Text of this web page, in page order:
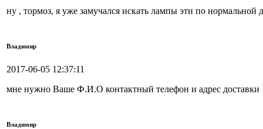
ну , тормоз, я уже замучался искать лампы эти по нормальной
Владимир
2017-06-05 12:37:11
мне нужно Ваше Ф.И.О контактный телефон и адрес доставки
Владимир